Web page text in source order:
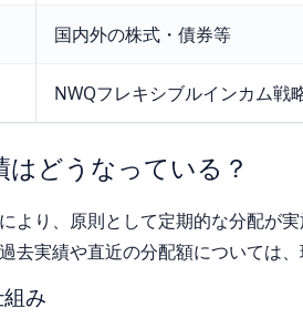
国内外の株式・債券等
NWQフレキシブルインカム戦
はどうなっている？
より、原則として定期的な分配が
去実績や直近の分配額については
み